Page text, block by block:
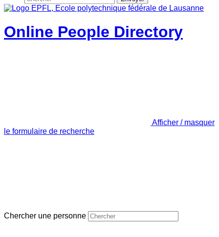
Online People Directory
Afficher / masquer
le formulaire de recherche
Chercher une personne